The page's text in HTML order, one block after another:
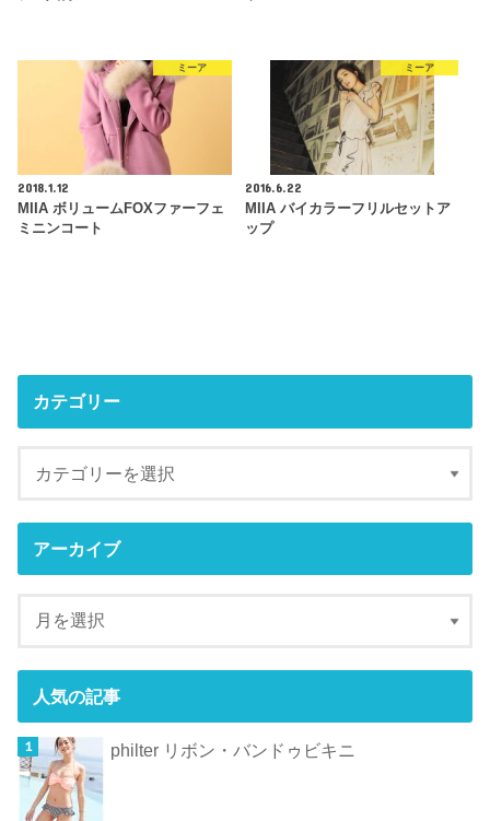
ミーア
2018.1.12
MIIA ボリュームFOXファーフェ
ミニンコート
ミーア
2016.6.22
MIIA バイカラーフリルセットア
ップ
カテゴリー
アーカイブ
人気の記事
philter リボン・バンドゥビキニ